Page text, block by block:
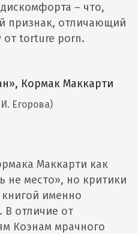
– что,
признак, отличающий
от torture porn.
Кормак Маккарти
Егорова)
Маккарти как
не место», но критики
именно
отличие от
Коэнам мрачного